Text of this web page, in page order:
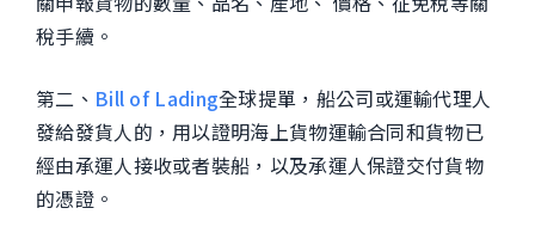
稅手續。
第二、 Bill of Lading全球提單，船公司或運輸代理人
發給發貨人的，用以證明海上貨物運輸合同和貨物已
經由承運人接收或者裝船，以及承運人保證交付貨物
的憑證。